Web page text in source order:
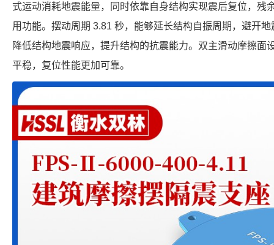
式运动消耗地震能量，同时依靠自身结构实现震后复位，残
用功能。摆动周期 3.81 秒，能够延长结构自振周期，避开
降低结构地震响应，提升结构的抗震能力。双主滑动摩擦面
平稳，复位性能更加可靠。